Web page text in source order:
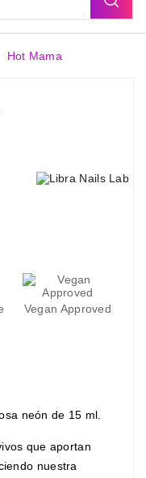
Hot Mama
Vegan Approved
neón de 15 ml.
que aportan
nuestra